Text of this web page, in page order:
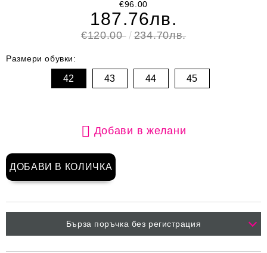
€96.00
187.76лв.
€120.00 234.70лв.
Размери обувки:
42 43 44 45
Добави в желани
Бърза поръчка без регистрация